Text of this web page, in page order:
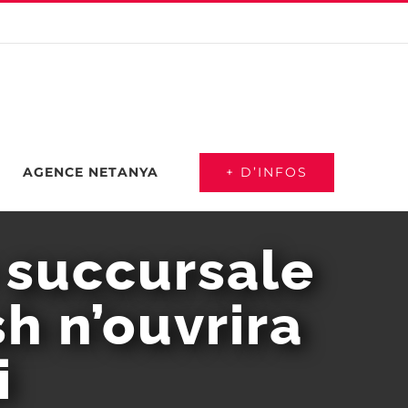
AGENCE NETANYA + D’INFOS
n’ouvrira